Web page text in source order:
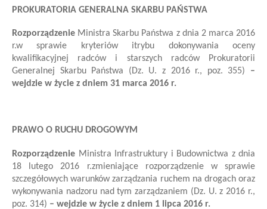
PROKURATORIA GENERALNA SKARBU PAŃSTWA
Rozporządzenie Ministra Skarbu Państwa z dnia 2 marca 2016
r.w sprawie kryteriów itrybu dokonywania oceny
kwalifikacyjnej radców i starszych radców Prokuratorii
Generalnej Skarbu Państwa (Dz. U. z 2016 r., poz. 355) –
wejdzie w życie z dniem 31 marca 2016 r.
PRAWO O RUCHU DROGOWYM
Rozporządzenie Ministra Infrastruktury i Budownictwa z dnia
18 lutego 2016 r.zmieniające rozporządzenie w sprawie
szczegółowych warunków zarządzania ruchem na drogach oraz
wykonywania nadzoru nad tym zarządzaniem (Dz. U. z 2016 r.,
poz. 314) – wejdzie w życie z dniem 1 lipca 2016 r.